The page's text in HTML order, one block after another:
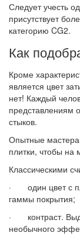
Следует учесть
присутствует
категорию CG2.
Как
Кроме
является цвет
нет! Каждый
представлениям
стыков.
Опытные мастера
плитки, чтобы на
Классическими
· один цвет с
гаммы покрытия;
· контраст.
необычного